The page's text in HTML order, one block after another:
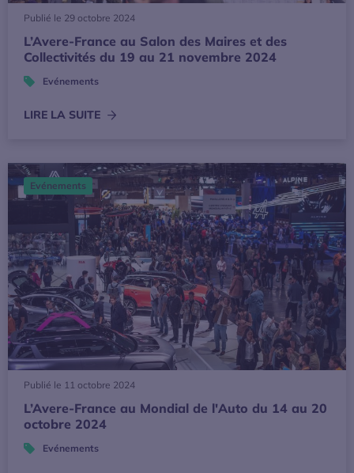
Publié le 29 octobre 2024
L’Avere-France au Salon des Maires et des
Collectivités du 19 au 21 novembre 2024
Evénements
LIRE LA SUITE
L’Avere-France au Mondial de l'Auto du 14 au 20 octobre
Evénements
Publié le 11 octobre 2024
L’Avere-France au Mondial de l'Auto du 14 au 20
octobre 2024
Evénements